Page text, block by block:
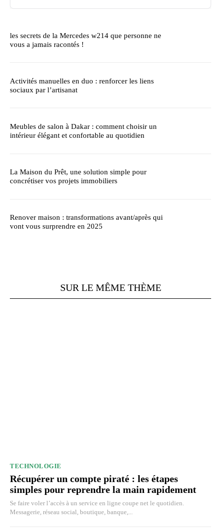
les secrets de la Mercedes w214 que personne ne
vous a jamais racontés !
Activités manuelles en duo : renforcer les liens
sociaux par l’artisanat
Meubles de salon à Dakar : comment choisir un
intérieur élégant et confortable au quotidien
La Maison du Prêt, une solution simple pour
concrétiser vos projets immobiliers
Renover maison : transformations avant/après qui
vont vous surprendre en 2025
SUR LE MÊME THÈME
TECHNOLOGIE
Récupérer un compte piraté : les étapes
simples pour reprendre la main rapidement
Se faire voler l’accès à un service en ligne coupe net le quotidien.
Messagerie, réseau social, boutique, banque,...